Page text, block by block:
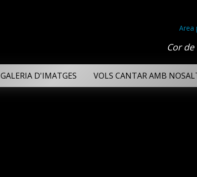
Area
Cor
GALERIA D'IMATGES VOLS CANTAR AMB